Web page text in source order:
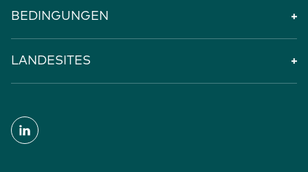
BEDINGUNGEN
LANDESITES